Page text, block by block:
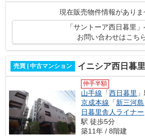
東京メトロ千代田線「町屋」駅よ...
現在販売物件情報がありま
「サントーア西日暮里
お問い合わせはこち
売買 | 中古マンション イニシア西日暮里
仲手半額
山手線 「西日暮里
京成本線 「新三河島
日暮里舎人ライナー
駅 徒歩5分
築11年 / 8階建